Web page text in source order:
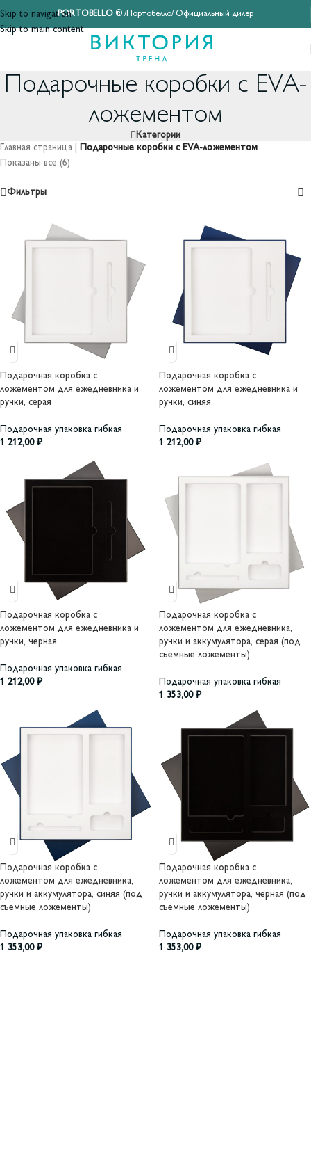
Skip to navigation
Skip to main content
PORTOBELLO® /Портобелло/ Официальный дилер
Подарочные коробки с EVA-
ложементом
Категории
Главная страница
Подарочные коробки с EVA-ложементом
Показаны все (6)
Фильтры
Подарочная коробка с
ложементом для ежедневника и
ручки, серая
Подарочная упаковка гибкая
1 212,00 ₽
Подарочная коробка с
ложементом для ежедневника и
ручки, синяя
Подарочная упаковка гибкая
1 212,00 ₽
Подарочная коробка с
ложементом для ежедневника и
ручки, черная
Подарочная упаковка гибкая
1 212,00 ₽
Подарочная коробка с
ложементом для ежедневника,
ручки и аккумулятора, серая (под
съемные ложементы)
Подарочная упаковка гибкая
1 353,00 ₽
Подарочная коробка с
ложементом для ежедневника,
ручки и аккумулятора, синяя (под
съемные ложементы)
Подарочная упаковка гибкая
1 353,00 ₽
Подарочная коробка с
ложементом для ежедневника,
ручки и аккумулятора, черная (под
съемные ложементы)
Подарочная упаковка гибкая
1 353,00 ₽